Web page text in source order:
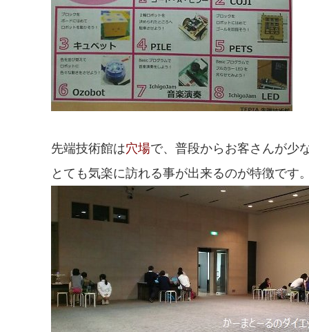
先端技術館は穴場で、普段からお客さんが少
とても気楽に訪れる事が出来るのが特徴です